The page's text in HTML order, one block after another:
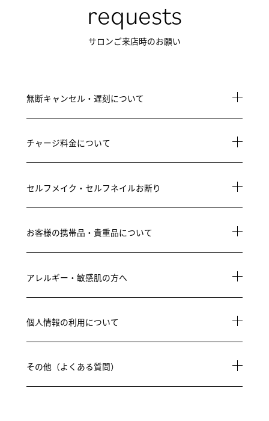
requests
サロンご来店時のお願い
無断キャンセル・遅刻について
チャージ料金について
セルフメイク・セルフネイルお断り
お客様の携帯品・貴重品について
アレルギー・敏感肌の方へ
個人情報の利用について
その他（よくある質問）